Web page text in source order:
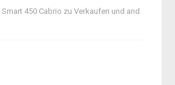
Smart 450 Cabrio zu Verkaufen und and